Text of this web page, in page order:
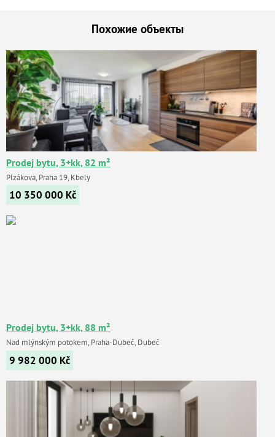
Похожие объекты
Prodej bytu, 3+kk, 82 m²
Plzákova, Praha 19, Kbely
10 350 000 Kč
Prodej bytu, 3+kk, 88 m²
Nad mlýnským potokem, Praha-Dubeč, Dubeč
9 982 000 Kč